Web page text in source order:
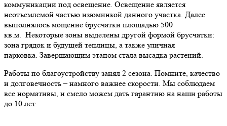
коммуникации под освещение. Освещение является
неотъемлемой частью изюминкой данного участка. Далее
выполнялось мощение брусчатки площадью 500
кв.м. Некоторые зоны выделены другой формой брусчатки:
зона грядок и будущей теплицы, а также уличная
парковка. Завершающим этапом стала высадка растений.
Работы по благоустройству занял 2 сезона. Помните, качество
и долговечность – намного важнее скорости. Мы соблюдаем
все нормативы, и смело можем дать гарантию на наши работы
до 10 лет.